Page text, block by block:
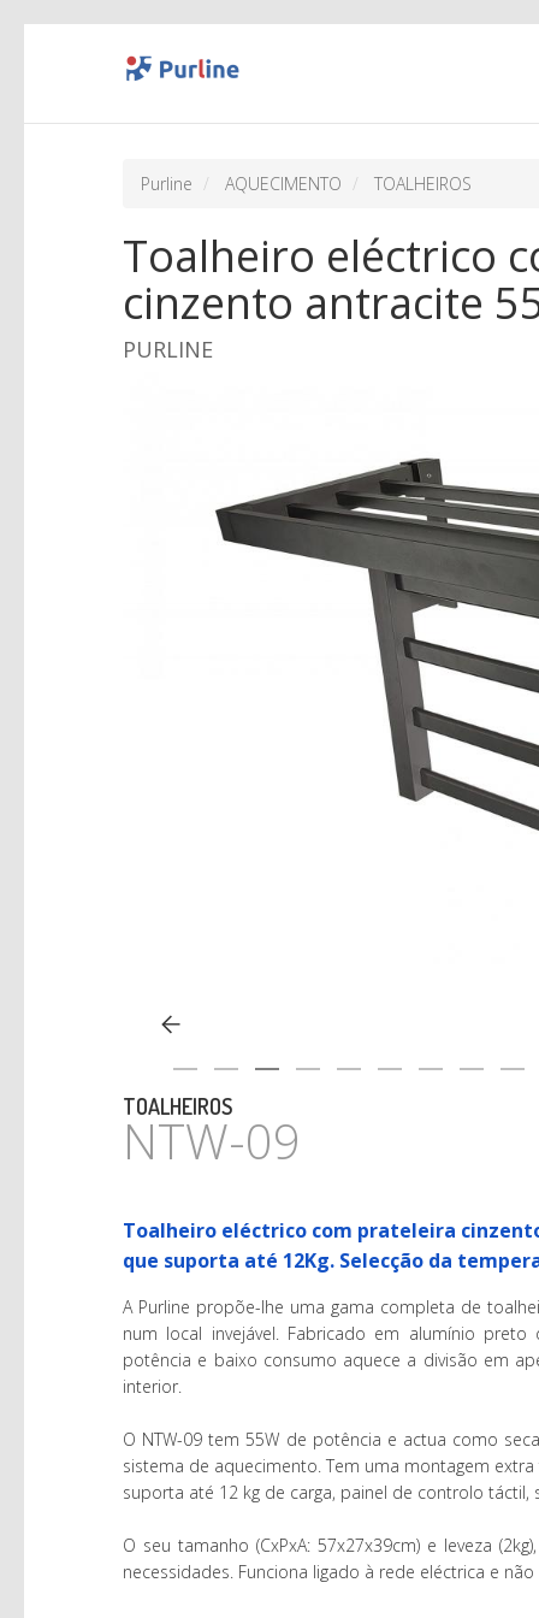
Purline AQUECIMENTO TOALHEIROS
Toalheiro eléctrico
cinzento antracite
PURLINE
TOALHEIROS
NTW-09
Toalheiro eléctrico com prateleira
que suporta até 12Kg. Selecção da
A Purline propõe-lhe uma gama completa de
num local invejável. Fabricado em alumínio
potência e baixo consumo aquece a divisão em
interior.
O NTW-09 tem 55W de potência e actua como
sistema de aquecimento. Tem uma montagem
suporta até 12 kg de carga, painel de controlo
O seu tamanho (CxPxA: 57x27x39cm) e leveza
necessidades. Funciona ligado à rede eléctrica e